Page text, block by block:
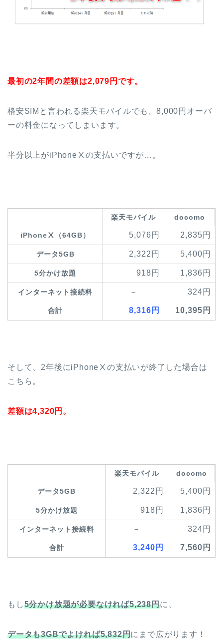
最初の2年間の差額は2,079円です。
格安SIMと言われる楽天モバイルでも、8,000円オーバ
ーの料金になってしまいます。
半分以上がiPhoneⅩの支払いですが…。
楽天モバイル docomo
合計 8,316円 10,395円
iPhoneⅩ（64GB） 5,076円 2,835円
データ5GB 2,322円 5,400円
5分かけ放題 918円 1,836円
インターネット接続料 － 324円
そして、2年後にiPhoneⅩの支払いが終了した場合は
こちら。
差額は4,320円。
楽天モバイル docomo
合計 3,240円 7,560円
データ5GB 2,322円 5,400円
5分かけ放題 918円 1,836円
インターネット接続料 － 324円
もし5分かけ放題が必要なければ5,238円に、
データも3GBでよければ5,832円にまで広がります！